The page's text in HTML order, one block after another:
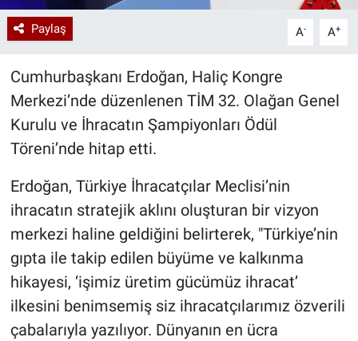
Paylaş A- A+
Cumhurbaşkanı Erdoğan, Haliç Kongre
Merkezi’nde düzenlenen TİM 32. Olağan Genel
Kurulu ve İhracatın Şampiyonları Ödül
Töreni’nde hitap etti.
Erdoğan, Türkiye İhracatçılar Meclisi’nin
ihracatın stratejik aklını oluşturan bir vizyon
merkezi haline geldiğini belirterek, "Türkiye’nin
gıpta ile takip edilen büyüme ve kalkınma
hikayesi, ‘işimiz üretim gücümüz ihracat’
ilkesini benimsemiş siz ihracatçılarımız özverili
çabalarıyla yazılıyor. Dünyanın en ücra